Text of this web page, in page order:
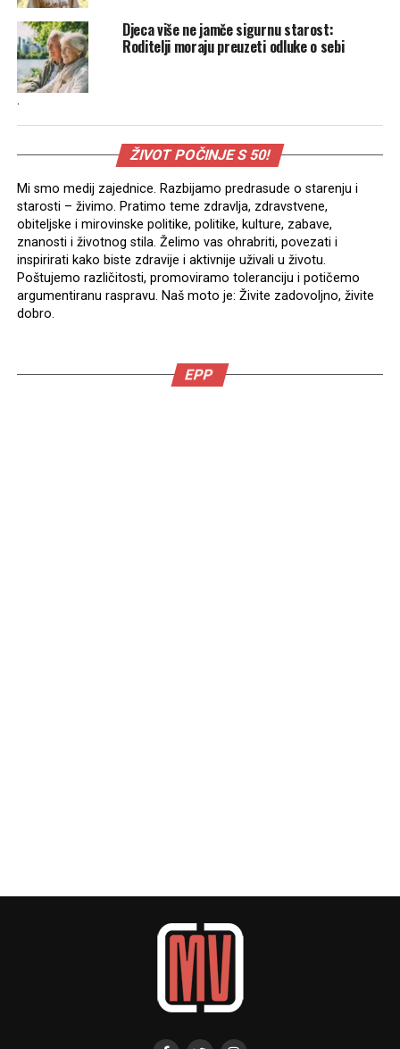
Djeca više ne jamče sigurnu starost:
Roditelji moraju preuzeti odluke o sebi
.
ŽIVOT POČINJE S 50!
Mi smo medij zajednice. Razbijamo predrasude o starenju i
starosti – živimo. Pratimo teme zdravlja, zdravstvene,
obiteljske i mirovinske politike, politike, kulture, zabave,
znanosti i životnog stila. Želimo vas ohrabriti, povezati i
inspirirati kako biste zdravije i aktivnije uživali u životu.
Poštujemo različitosti, promoviramo toleranciju i potičemo
argumentiranu raspravu. Naš moto je: Živite zadovoljno, živite
dobro.
EPP